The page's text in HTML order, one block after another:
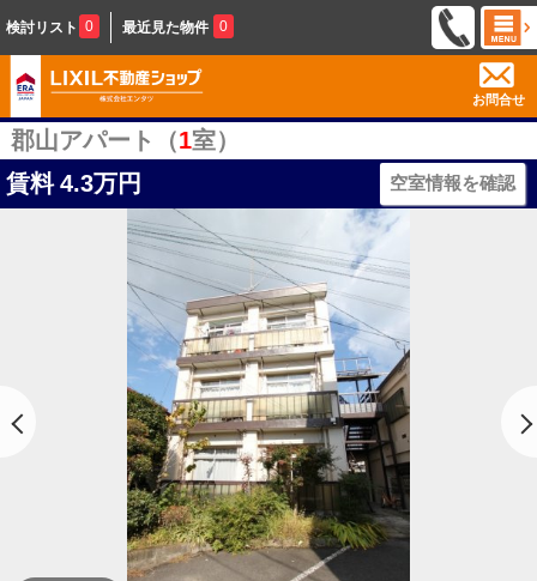
検討リスト 0 最近見た物件 0
お問合せ
郡山アパート（1室）
賃料 4.3万円 空室情報を確認